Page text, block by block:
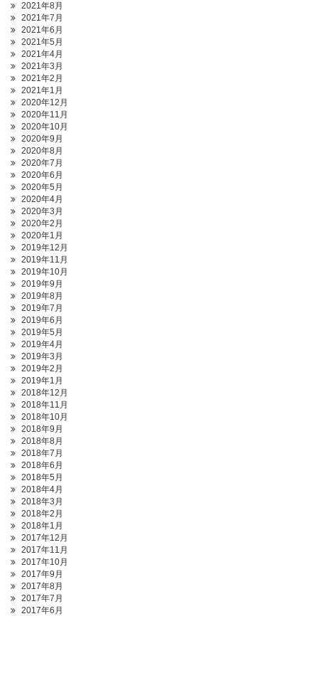
2021年8月
2021年7月
2021年6月
2021年5月
2021年4月
2021年3月
2021年2月
2021年1月
2020年12月
2020年11月
2020年10月
2020年9月
2020年8月
2020年7月
2020年6月
2020年5月
2020年4月
2020年3月
2020年2月
2020年1月
2019年12月
2019年11月
2019年10月
2019年9月
2019年8月
2019年7月
2019年6月
2019年5月
2019年4月
2019年3月
2019年2月
2019年1月
2018年12月
2018年11月
2018年10月
2018年9月
2018年8月
2018年7月
2018年6月
2018年5月
2018年4月
2018年3月
2018年2月
2018年1月
2017年12月
2017年11月
2017年10月
2017年9月
2017年8月
2017年7月
2017年6月